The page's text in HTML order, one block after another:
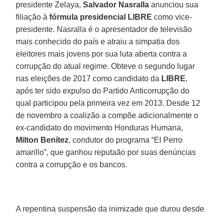
presidente Zelaya,Salvador Nasralla anunciou sua
filiação àfórmula presidencial LIBRE como vice-
presidente. Nasralla é o apresentador de televisão
mais conhecido do país e atraiu a simpatia dos
eleitores mais jovens por sua luta aberta contra a
corrupção do atual regime. Obteve o segundo lugar
nas eleições de 2017 como candidato da LIBRE,
após ter sido expulso do Partido Anticorrupção do
qual participou pela primeira vez em 2013. Desde 12
de novembro a coalizão a compõe adicionalmente o
ex-candidato do movimento Honduras Humana,
Milton Benítez, condutor do programa “El Perro
amarillo”, que ganhou reputaão por suas denúncias
contra a corrupção e os bancos.
A repentina suspensão da inimizade que durou desde